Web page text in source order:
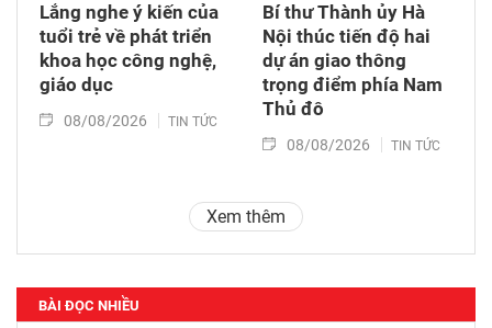
Lắng nghe ý kiến của
tuổi trẻ về phát triển
khoa học công nghệ,
giáo dục
08/08/2026 TIN TỨC
Bí thư Thành ủy Hà
Nội thúc tiến độ hai
dự án giao thông
trọng điểm phía Nam
Thủ đô
08/08/2026 TIN TỨC
Xem thêm
BÀI ĐỌC NHIỀU